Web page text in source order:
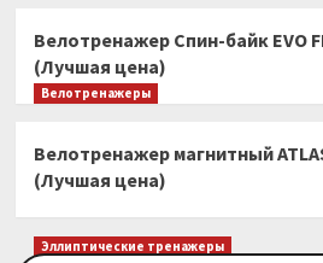
Велотренажер Спин-байк EVO
(Лучшая цена)
Велотренажеры
Велотренажер магнитный
(Лучшая цена)
Эллиптические тренажеры